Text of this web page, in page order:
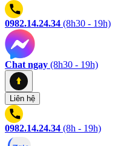
0982.14.24.34 (8h30 - 19h)
Chat ngay (8h30 - 19h)
Liên hệ
0982.14.24.34 (8h - 19h)